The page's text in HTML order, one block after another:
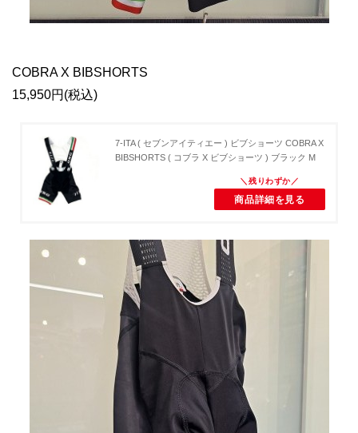
COBRA X BIBSHORTS
15,950円(税込)
7-ITA ( セブンアイティエー ) ビブショーツ COBRA X
BIBSHORTS ( コブラ X ビブショーツ ) ブラック M
商品詳細を見る